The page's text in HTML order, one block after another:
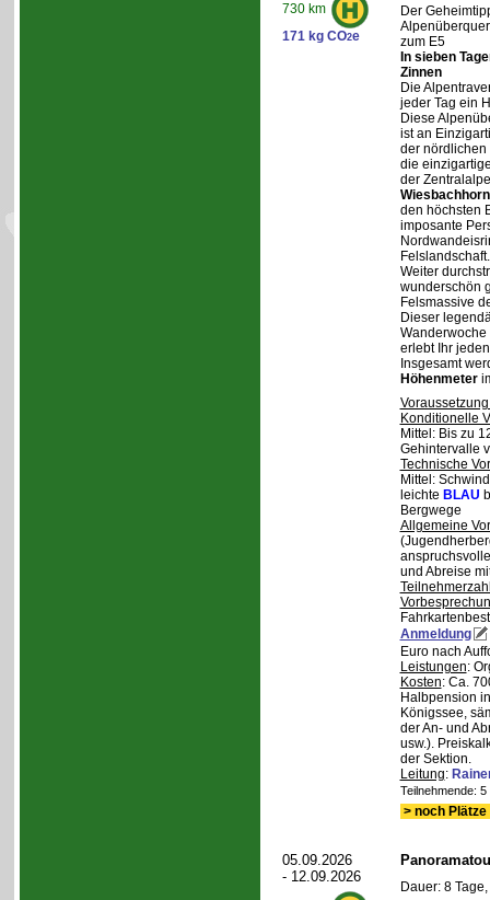
730 km
171 kg CO2e
Der
zum E5
In sieben
Zinnen
Die
jeder Tag ein
Diese
ist an
der
die
der
den höchsten
imposante
Felslandschaft.
Weiter
wunderschön
Felsmassive
Dieser
erlebt Ihr
Insgesamt
Höhenmeter
Konditionelle
Mittel: Bis zu
Gehintervalle
Technische
Mittel:
leichte BLAU
Bergwege
Allgemeine
und Abreise
Anmeldung
Euro nach
Leistungen:
Kosten: Ca.
Halbpension
Königssee,
der An- und
usw.).
der Sektion.
Leitung:
Teilnehmende:
> noch
05.09.2026
- 12.09.2026
Dauer: 8